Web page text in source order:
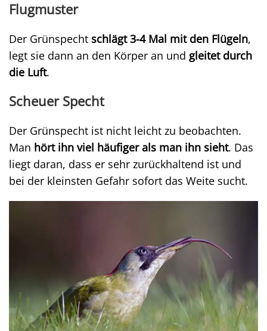
Flugmuster
Der Grünspecht schlägt 3-4 Mal mit den Flügeln,
legt sie dann an den Körper an und gleitet durch
die Luft.
Scheuer Specht
Der Grünspecht ist nicht leicht zu beobachten.
Man hört ihn viel häufiger als man ihn sieht. Das
liegt daran, dass er sehr zurückhaltend ist und
bei der kleinsten Gefahr sofort das Weite sucht.